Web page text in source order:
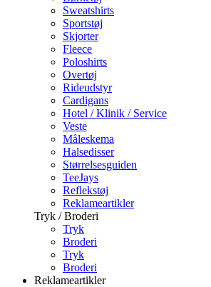
Sweatshirts
Sportstøj
Skjorter
Fleece
Poloshirts
Overtøj
Rideudstyr
Cardigans
Hotel / Klinik / Service
Veste
Måleskema
Halsedisser
Størrelsesguiden
TeeJays
Reflekstøj
Reklameartikler
Tryk / Broderi
Tryk
Broderi
Tryk
Broderi
Reklameartikler